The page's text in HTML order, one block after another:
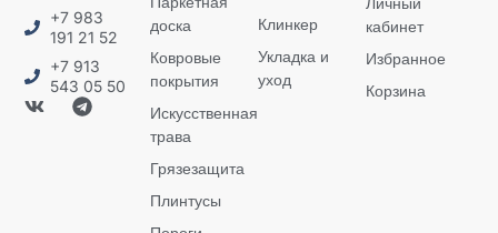
+7 983
191 21 52
+7 913
543 05 50
доска
Ковровые
покрытия
Искусственная
трава
Грязезащита
Плинтусы
Клинкер
Укладка и
уход
кабинет
Избранное
Корзина